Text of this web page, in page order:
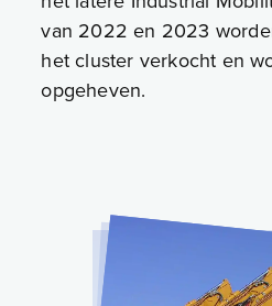
van 2022 en 2023
het cluster verkocht en
opgeheven.